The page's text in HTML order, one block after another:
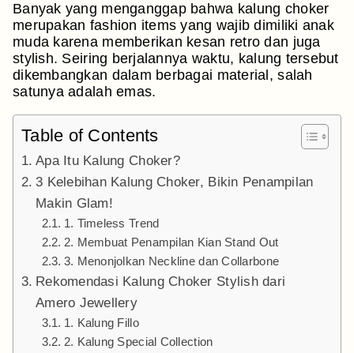
Banyak yang menganggap bahwa kalung choker
merupakan fashion items yang wajib dimiliki anak
muda karena memberikan kesan retro dan juga
stylish. Seiring berjalannya waktu, kalung tersebut
dikembangkan dalam berbagai material, salah
satunya adalah emas.
Table of Contents
Apa Itu Kalung Choker?
3 Kelebihan Kalung Choker, Bikin Penampilan
Makin Glam!
1. Timeless Trend
2. Membuat Penampilan Kian Stand Out
3. Menonjolkan Neckline dan Collarbone
Rekomendasi Kalung Choker Stylish dari
Amero Jewellery
1. Kalung Fillo
2. Kalung Special Collection